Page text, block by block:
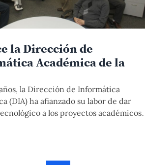
la Dirección de
Académica de la
la Dirección de Informática
(DIA) ha afianzado su labor de dar
a los proyectos académicos